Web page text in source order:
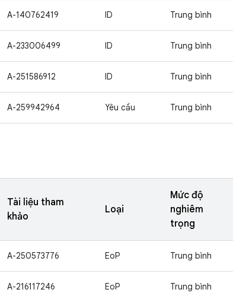
A-140762419 ID Trung bình
A-233006499 ID Trung bình
A-251586912 ID Trung bình
A-259942964 Yêu cầu Trung bình
Tài liệu tham
khảo
Loại
Mức độ
nghiêm
trọng
A-250573776 EoP Trung bình
A-216117246 EoP Trung bình